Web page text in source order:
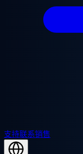
支持联系销售